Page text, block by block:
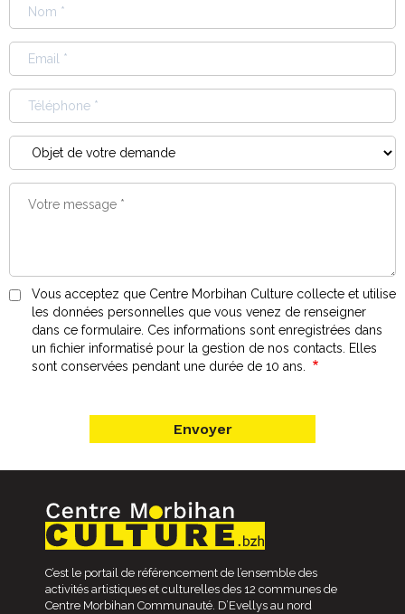
Vous acceptez que Centre Morbihan Culture collecte et utilise
les données personnelles que vous venez de renseigner
dans ce formulaire. Ces informations sont enregistrées dans
un fichier informatisé pour la gestion de nos contacts. Elles
sont conservées pendant une durée de 10 ans.
C’est le portail de référencement de l’ensemble des
activités artistiques et culturelles des 12 communes de
Centre Morbihan Communauté. D’Evellys au nord